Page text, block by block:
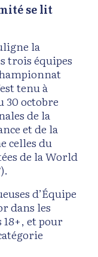
se lit
la
trois équipes
tenu à
30 octobre
de la
et de la
celles du
de la World
d’Équipe
dans les
et pour